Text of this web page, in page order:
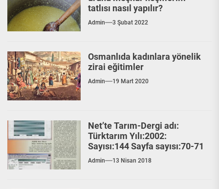
tatlısı nasıl yapılır?
Admin 3 Şubat 2022
Osmanlıda kadınlara yönelik
zirai eğitimler
Admin 19 Mart 2020
Net’te Tarım-Dergi adı:
Türktarım Yılı:2002:
Sayısı:144 Sayfa sayısı:70-71
Admin 13 Nisan 2018